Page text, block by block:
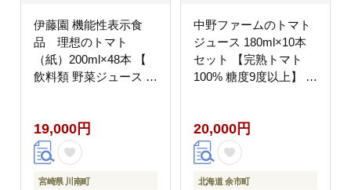
伊藤園 機能性表示食
品 理想のトマト
（紙）200ml×48本 【
飲料類 野菜ジュース 野
19,000円
宮崎県 川南町
中野ファームのトマト
ジュース 180ml×10本
セット 【完熟トマト
100% 糖度9度以上】 食
料 食塩無添加 トマト
トマトジュース 完熟 お
取り寄せ
20,000円
北海道 余市町